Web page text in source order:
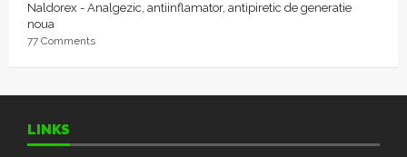
Naldorex - Analgezic, antiinflamator, antipiretic de generatie
noua
77 Comments
LINKS